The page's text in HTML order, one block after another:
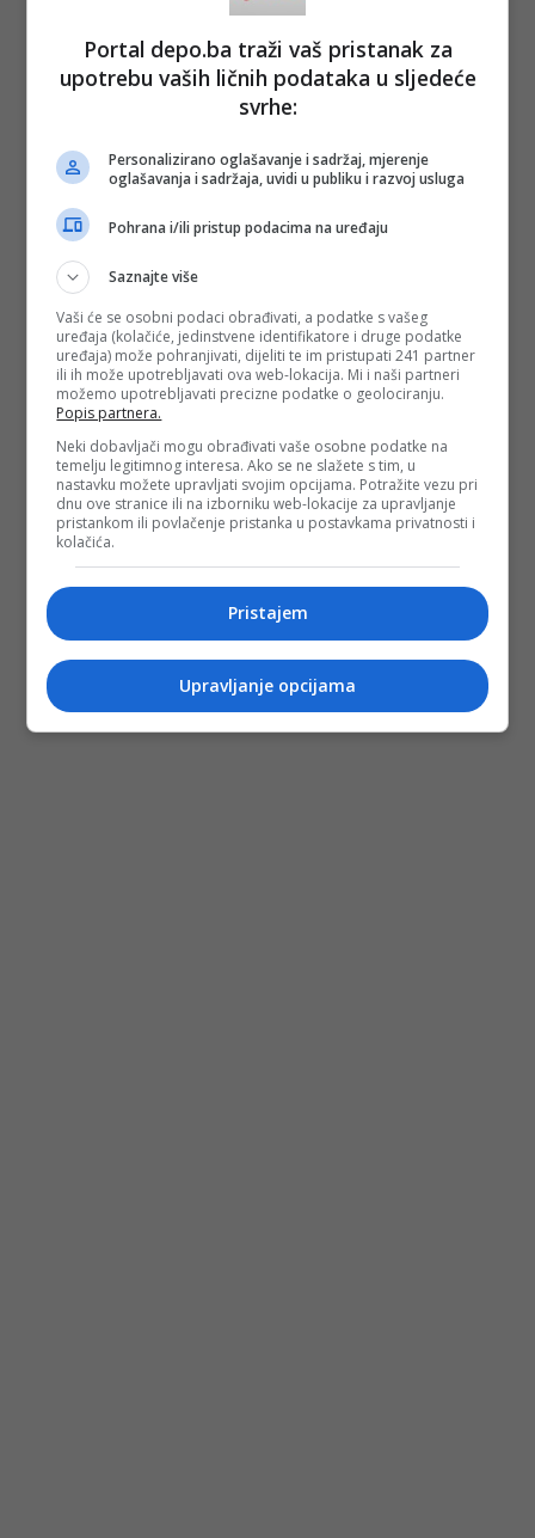
Portal depo.ba traži vaš pristanak za
upotrebu vaših ličnih podataka u sljedeće
svrhe:
Personalizirano oglašavanje i sadržaj, mjerenje
oglašavanja i sadržaja, uvidi u publiku i razvoj usluga
Pohrana i/ili pristup podacima na uređaju
Saznajte više
Vaši će se osobni podaci obrađivati, a podatke s vašeg
uređaja (kolačiće, jedinstvene identifikatore i druge podatke
uređaja) može pohranjivati, dijeliti te im pristupati 241 partner
ili ih može upotrebljavati ova web-lokacija. Mi i naši partneri
možemo upotrebljavati precizne podatke o geolociranju.
Popis partnera.
Neki dobavljači mogu obrađivati vaše osobne podatke na
temelju legitimnog interesa. Ako se ne slažete s tim, u
nastavku možete upravljati svojim opcijama. Potražite vezu pri
dnu ove stranice ili na izborniku web-lokacije za upravljanje
pristankom ili povlačenje pristanka u postavkama privatnosti i
kolačića.
Pristajem
Upravljanje opcijama